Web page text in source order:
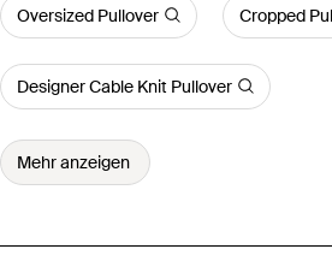
Oversized Pullover Cropped
Designer Cable Knit Pullover
Mehr anzeigen